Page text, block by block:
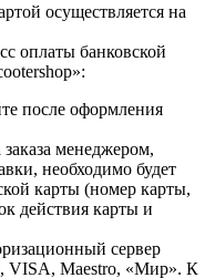
осуществляется на
оплаты банковской
после оформления
менеджером,
необходимо будет
карты (номер карты,
действия карты и
сервер
VISA, Maestro, «Мир». К